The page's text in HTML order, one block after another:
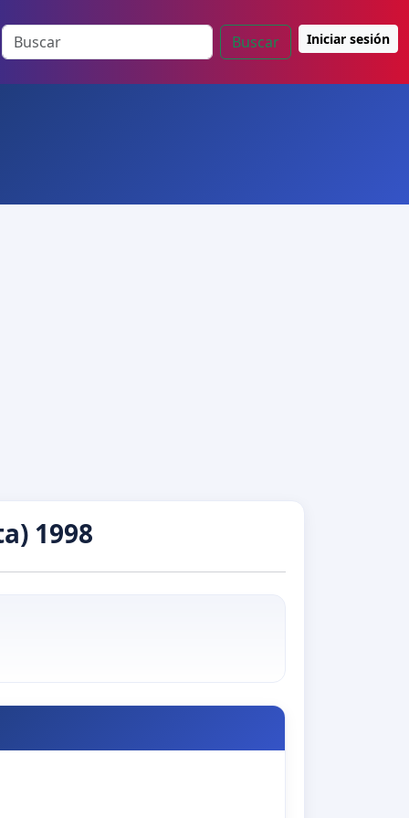
Buscar Iniciar sesión
1998